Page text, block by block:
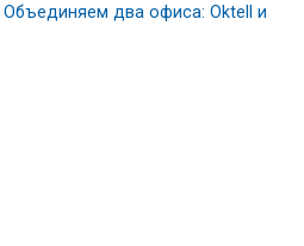
Объединяем два офиса: Oktell и